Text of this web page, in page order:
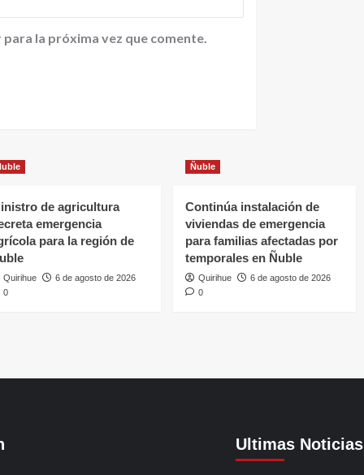
la próxima vez que comente.
de agricultura
emergencia
para la región de
Quirihue
6 de agosto de 2026
0
Ñuble
Continúa instalación de
viviendas de emergencia
para familias afectadas por
temporales en Ñuble
Quirihue
6 de agosto de 2026
0
Ultimas Noticias